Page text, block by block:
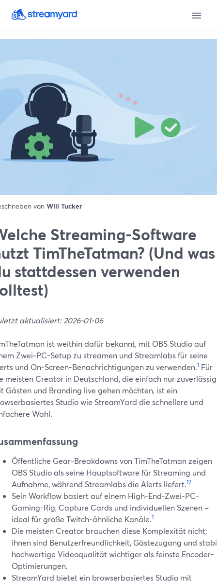
von Will Tucker
Streaming-Software
TimTheTatman? (Und was
stattdessen verwenden
aktualisiert: 2026-01-06
ist weithin dafür bekannt, mit OBS Studio auf
Zwei‑PC-Setup zu streamen und Streamlabs für seine
und On‑Screen-Benachrichtigungen zu verwenden.1Für
meisten Creator in Deutschland, die einfach nur zuverlässig
Gästen und Branding live gehen möchten, ist ein
Studio wie StreamYard die schnellere und
Wahl.
Öffentliche Gear-Breakdowns von TimTheTatman zeigen
OBS Studio als seine Hauptsoftware für Streaming und
Aufnahme, während Streamlabs die Alerts liefert.12
Sein Workflow basiert auf einem High-End-Zwei‑PC-
Gaming-Rig, Capture Cards und individuellen Szenen –
ideal für große Twitch‑ähnliche Kanäle.1
Die meisten Creator brauchen diese Komplexität nicht;
ihnen sind Benutzerfreundlichkeit, Gästezugang und
hochwertige Videoqualität wichtiger als feinste Encoder-
Optimierungen.
StreamYard bietet ein browserbasiertes Studio mit